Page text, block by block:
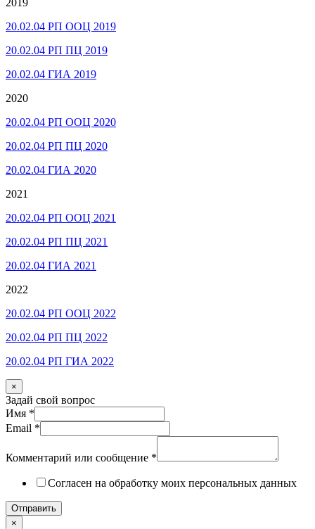
20.02.04 РП ООЦ 2019
20.02.04 РП ПЦ 2019
20.02.04 ГИА 2019
2020
20.02.04 РП ООЦ 2020
20.02.04 РП ПЦ 2020
20.02.04 ГИА 2020
2021
20.02.04 РП ООЦ 2021
20.02.04 РП ПЦ 2021
20.02.04 ГИА 2021
2022
20.02.04 РП ООЦ 2022
20.02.04 РП ПЦ 2022
20.02.04 РП ГИА 2022
×
Задай свой вопрос
Имя *
Email *
Комментарий или сообщение *
Согласен на обработку моих персональных данных
Отправить
×